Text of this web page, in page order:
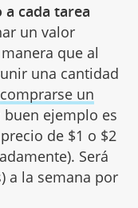
cada tarea
un valor
que al
una cantidad
comprarse un
buen ejemplo es
de $1 o $2
Será
a la semana por